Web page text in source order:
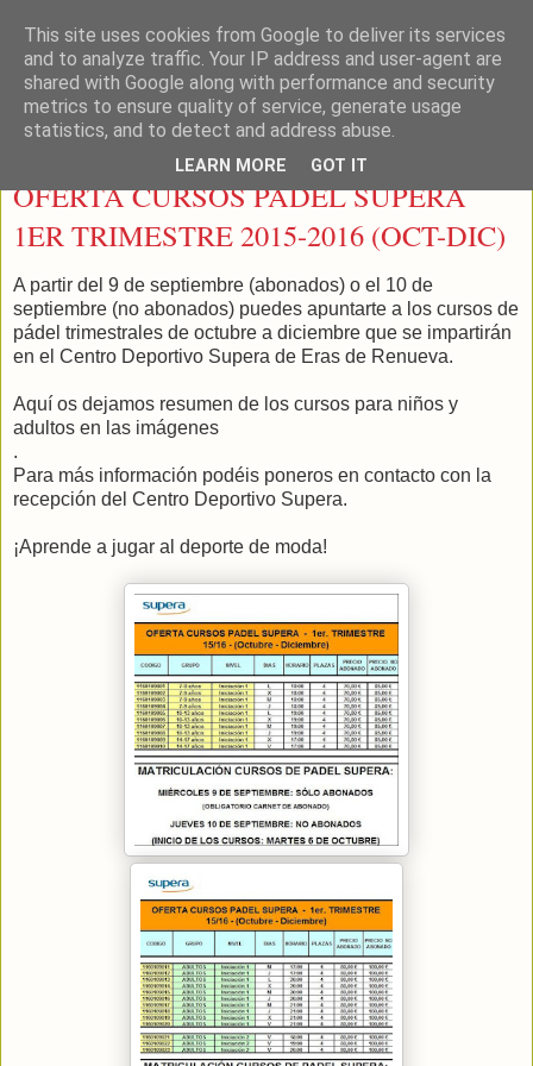
LEON PADEL
miércoles, 9 de septiembre de 2015
OFERTA CURSOS PADEL SUPERA
1ER TRIMESTRE 2015-2016 (OCT-DIC)
A partir del 9 de septiembre (abonados) o el 10 de
septiembre (no abonados) puedes apuntarte a los cursos de
pádel trimestrales de octubre a diciembre que se impartirán
en el Centro Deportivo Supera de Eras de Renueva.
Aquí os dejamos resumen de los cursos para niños y
adultos en las imágenes
.
Para más información podéis poneros en contacto con la
recepción del Centro Deportivo Supera.
¡Aprende a jugar al deporte de moda!
This site uses cookies from Google to deliver its services
and to analyze traffic. Your IP address and user-agent are
shared with Google along with performance and security
metrics to ensure quality of service, generate usage
statistics, and to detect and address abuse.
LEARN MORE GOT IT